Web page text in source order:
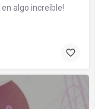
algo increíble!